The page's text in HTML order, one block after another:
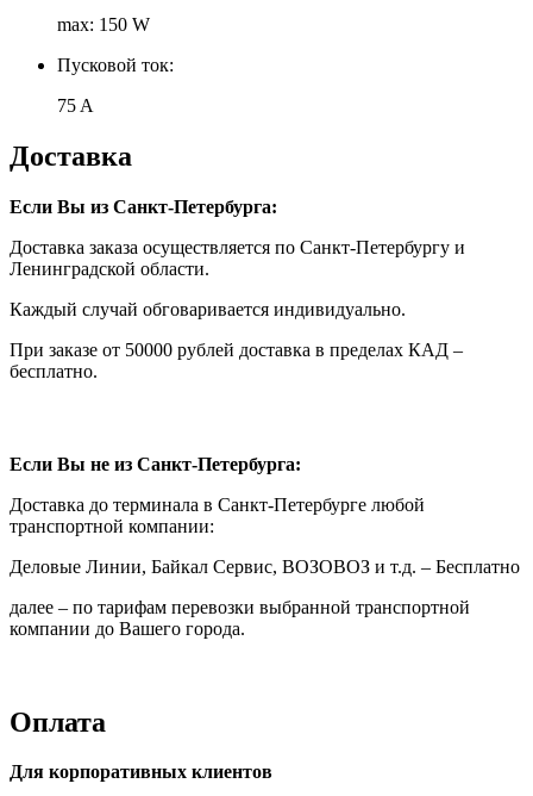
max: 150 W
Пусковой ток:
75 A
Доставка
Если Вы из Санкт-Петербурга:
Доставка заказа осуществляется по Санкт-Петербургу и
Ленинградской области.
Каждый случай обговаривается индивидуально.
При заказе от 50000 рублей доставка в пределах КАД –
бесплатно.
Если Вы не из Санкт-Петербурга:
Доставка до терминала в Санкт-Петербурге любой
транспортной компании:
Деловые Линии, Байкал Сервис, ВОЗОВОЗ и т.д. – Бесплатно
далее – по тарифам перевозки выбранной транспортной
компании до Вашего города.
Оплата
Для корпоративных клиентов